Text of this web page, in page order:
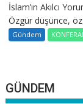
İslam’ın Akılcı
Özgür düşünce,
Gündem
GÜNDEM